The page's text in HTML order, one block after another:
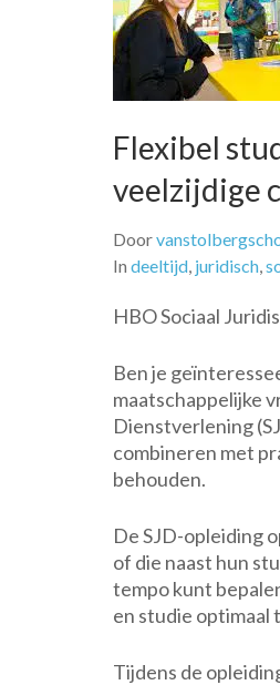
Flexibel
veelzijdige
Door
In deeltijd, juridisch,
HBO Sociaal
Ben je
maatschappelijke
Dienstverlening
combineren met
behouden.
De SJD-opleiding
of die naast hun
tempo kunt
en studie optimaal
Tijdens de